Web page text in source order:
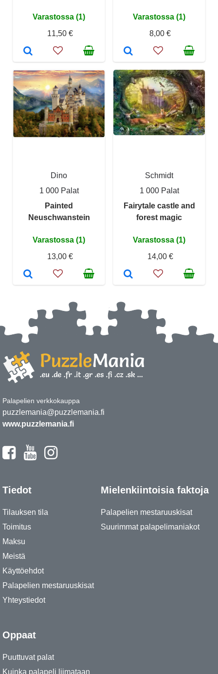
Varastossa (1)
11,50 €
Varastossa (1)
8,00 €
Dino
1 000 Palat
Painted
Neuschwanstein
Varastossa (1)
13,00 €
Schmidt
1 000 Palat
Fairytale castle and
forest magic
Varastossa (1)
14,00 €
Palapelien verkkokauppa
puzzlemania@puzzlemania.fi
www.puzzlemania.fi
Tiedot
Tilauksen tila
Toimitus
Maksu
Meistä
Käyttöehdot
Palapelien mestaruuskisat
Yhteystiedot
Mielenkiintoisia faktoja
Palapelien mestaruuskisat
Suurimmat palapelimaniakot
Oppaat
Puuttuvat palat
Kuinka palapeli liimataan